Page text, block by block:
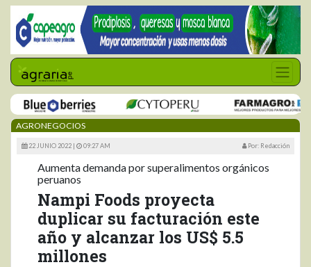
AGRONEGOCIOS
22 JUNIO 2022 | 09:27 AM Por: Redacción
Aumenta demanda por superalimentos orgánicos
peruanos
Nampi Foods proyecta
duplicar su facturación este
año y alcanzar los US$ 5.5
millones